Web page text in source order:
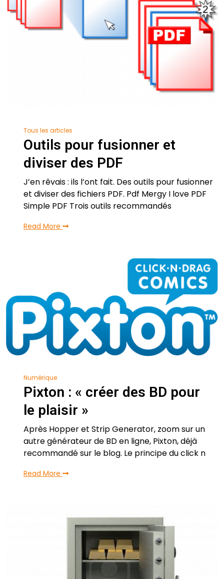
Tous les articles
Outils pour fusionner et
diviser des PDF
J’en rêvais : ils l’ont fait. Des outils pour fusionner
et diviser des fichiers PDF. Pdf Mergy I love PDF
Simple PDF Trois outils recommandés
Read More
Numérique
Pixton : « créer des BD pour
le plaisir »
Après Hopper et Strip Generator, zoom sur un
autre générateur de BD en ligne, Pixton, déjà
recommandé sur le blog. Le principe du click n
Read More